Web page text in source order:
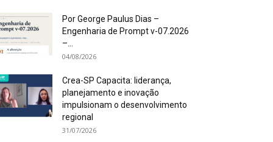
Por George Paulus Dias –
Engenharia de Prompt v-07.2026
–...
04/08/2026
Crea-SP Capacita: liderança,
planejamento e inovação
impulsionam o desenvolvimento
regional
31/07/2026